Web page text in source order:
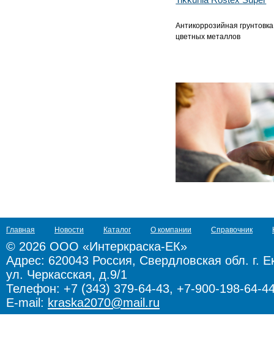
Антикоррозийная
цветных металлов
Главная Новости Каталог О компании Справочник
© 2026 ООО «Интеркраска-ЕК»
Адрес: 620043 Россия, Свердловская обл. г.
ул. Черкасская, д.9/1
Телефон: +7 (343) 379-64-43, +7-900-198-64-
E-mail: kraska2070@mail.ru